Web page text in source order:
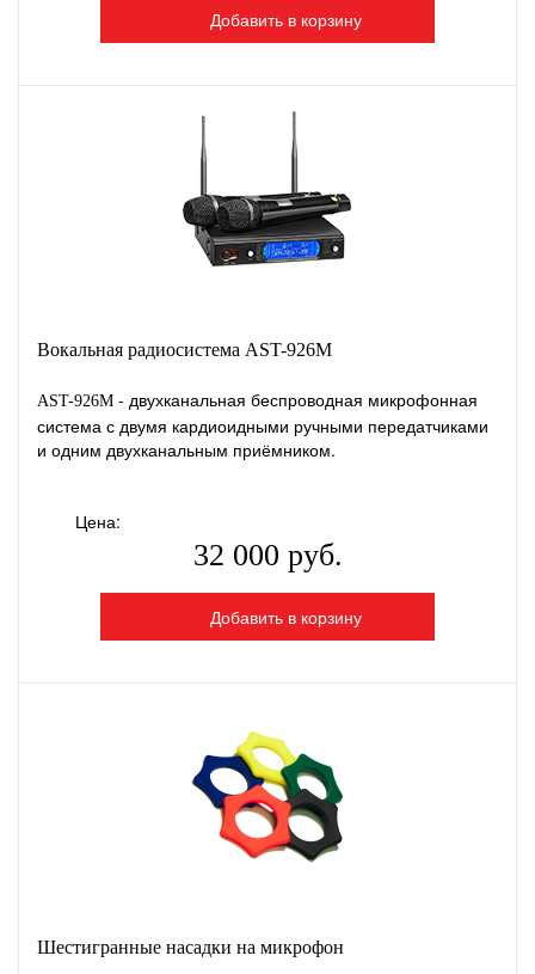
Добавить в корзину
Вокальная радиосистема AST-926M
AST-926M - двухканальная беспроводная микрофонная
система с двумя кардиоидными ручными передатчиками
и одним двухканальным приёмником.
Цена:
32 000 руб.
Добавить в корзину
Шестигранные насадки на микрофон